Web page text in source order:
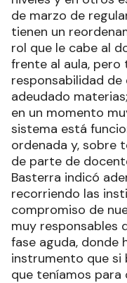
de marzo de
tienen un
rol que le cabe al
frente al aula, pero
responsabilidad de
adeudado
en un momento
sistema está
ordenada y, sobre
de parte de
Basterra indicó
recorriendo las
compromiso de
muy responsables
fase aguda, donde
instrumento que si
que teníamos